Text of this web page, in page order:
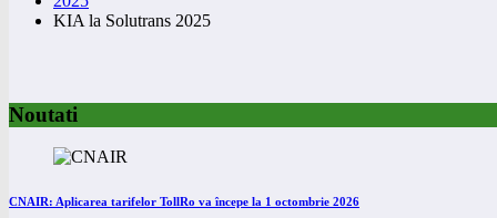
KIA la Solutrans 2025
Noutati
CNAIR: Aplicarea tarifelor TollRo va începe la 1 octombrie 2026